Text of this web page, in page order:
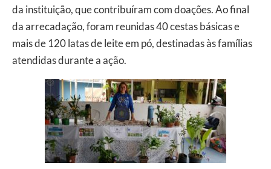
da instituição, que contribuíram com doações. Ao final
da arrecadação, foram reunidas 40 cestas básicas e
mais de 120 latas de leite em pó, destinadas às famílias
atendidas durante a ação.